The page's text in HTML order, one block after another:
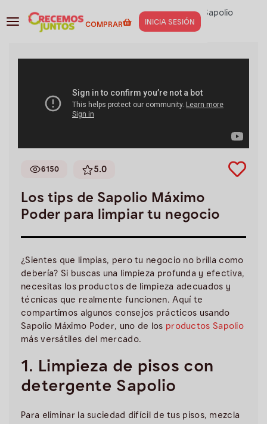
COMPRAR INICIA SESIÓN
Negocios>Services de Limpieza>Los tips de Sapolio
Máximo Poder para limpiar tu negocio
6150 5.0
Los tips de Sapolio Máximo
Poder para limpiar tu negocio
¿Sientes que limpias, pero tu negocio no brilla como
debería? Si buscas una limpieza profunda y efectiva,
necesitas los productos de limpieza adecuados y
técnicas que realmente funcionen. Aquí te
compartimos algunos consejos prácticos usando
Sapolio Máximo Poder, uno de los productos Sapolio
más versátiles del mercado.
1. Limpieza de pisos con
detergente Sapolio
Para eliminar la suciedad difícil de tus pisos, mezcla